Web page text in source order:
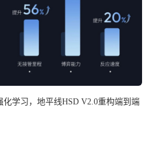
学习，地平线HSD V2.0重构端到端